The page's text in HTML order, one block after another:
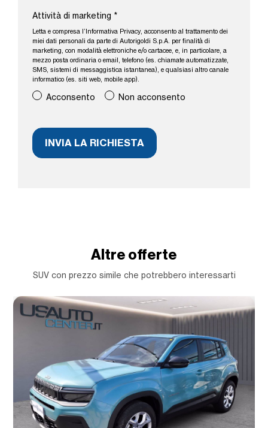
Attività di marketing *
Letta e compresa l’ Informativa Privacy, acconsento al trattamento dei
miei dati personali da parte di Autorigoldi S.p.A. per finalità di
marketing, con modalità elettroniche e/o cartacee, e, in particolare, a
mezzo posta ordinaria o email, telefono (es. chiamate automatizzate,
SMS, sistemi di messaggistica istantanea), e qualsiasi altro canale
informatico (es. siti web, mobile app).
Acconsento Non acconsento
Altre offerte
SUV con prezzo simile che potrebbero interessarti